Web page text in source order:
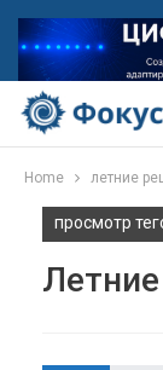
Home летние
просмотр